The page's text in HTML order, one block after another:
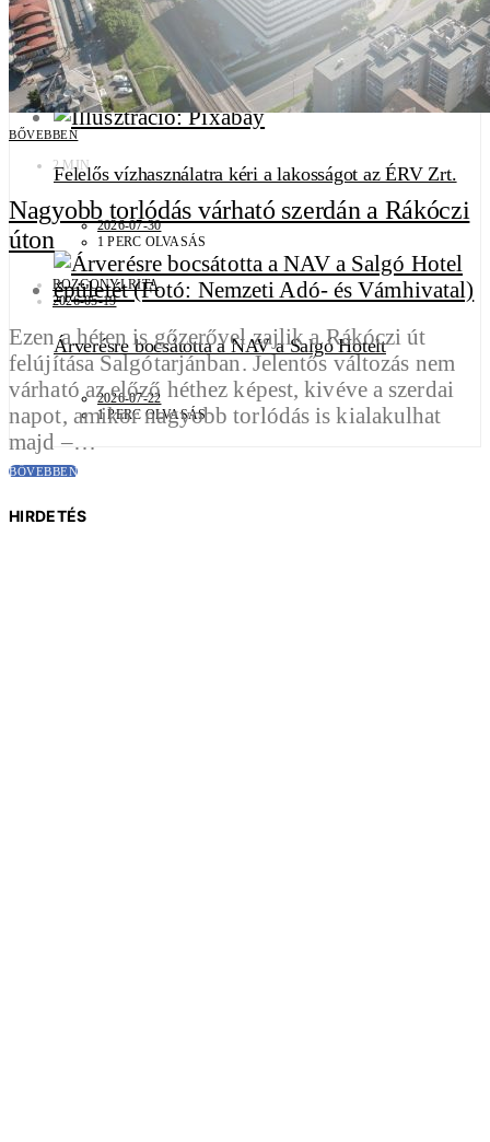
2026-07-23
2 PERC OLVASÁS
KÖZÉLET
Felelős vízhasználatra kéri a lakosságot az ÉRV Zrt.
2026-07-30
1 PERC OLVASÁS
Árverésre bocsátotta a NAV a Salgó Hotelt
2026-07-22
1 PERC OLVASÁS
BŐVEBBEN
2 MIN
Nagyobb torlódás várható szerdán a Rákóczi
úton
ROZGONYI RITA
2026-05-19
Ezen a héten is gőzerővel zajlik a Rákóczi út
felújítása Salgótarjánban. Jelentős változás nem
várható az előző héthez képest, kivéve a szerdai
napot, amikor nagyobb torlódás is kialakulhat
majd –…
BŐVEBBEN
HIRDETÉS